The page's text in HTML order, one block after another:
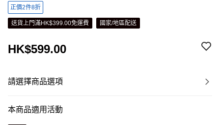
正價2件8折
送貨上門滿HK$399.00免運費 國家/地區配送
HK$599.00
請選擇商品選項
本商品適用活動